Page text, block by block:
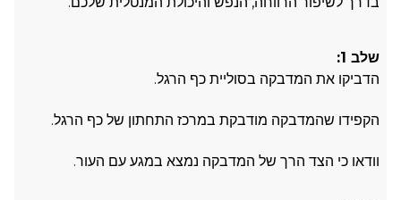
שלב 1:
הדביקו את המדבקה בסוליית כף הרגל.
הקפידו שהמדבקה מודבקת במרכז התחתון של כף הרגל.
וודאו כי הצד הרך של המדבקה נמצא במגע עם העור.